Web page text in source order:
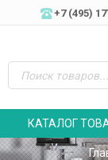
+7 (495)
КАТАЛОГ